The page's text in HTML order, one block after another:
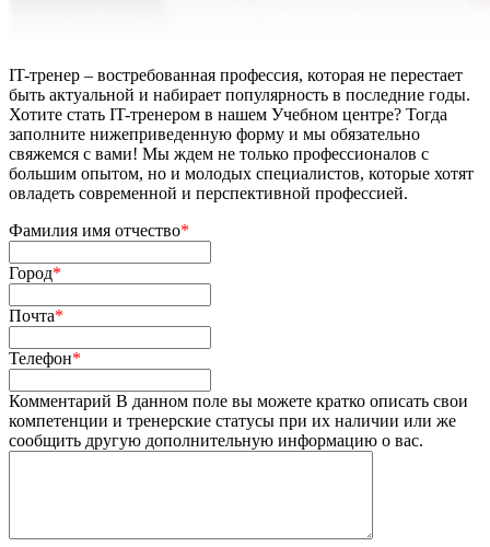
IT-тренер – востребованная профессия, которая не перестает
быть актуальной и набирает популярность в последние годы.
Хотите стать IT-тренером в нашем Учебном центре? Тогда
заполните нижеприведенную форму и мы обязательно
свяжемся с вами! Мы ждем не только профессионалов с
большим опытом, но и молодых специалистов, которые хотят
овладеть современной и перспективной профессией.
Фамилия имя отчество*
Город*
Почта*
Телефон*
Комментарий В данном поле вы можете кратко описать свои
компетенции и тренерские статусы при их наличии или же
сообщить другую дополнительную информацию о вас.